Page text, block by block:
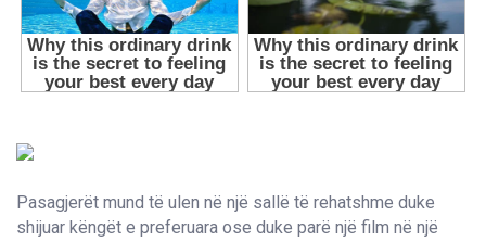
Pasagjerët mund të ulen në një sallë të rehatshme duke
shijuar këngët e preferuara ose duke parë një film në një